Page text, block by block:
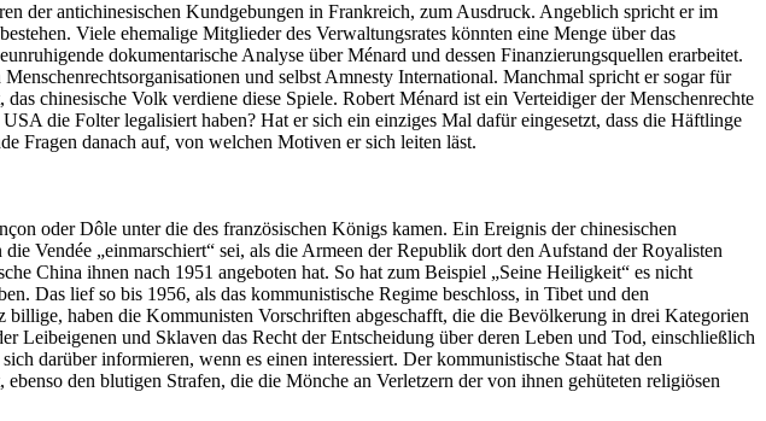
der antichinesischen Kundgebungen in Frankreich, zum Ausdruck. Angeblich spricht er im
Viele ehemalige Mitglieder des Verwaltungsrates könnten eine Menge über das
dokumentarische Analyse über Ménard und dessen Finanzierungsquellen erarbeitet.
und selbst Amnesty International. Manchmal spricht er sogar für
chinesische Volk verdiene diese Spiele. Robert Ménard ist ein Verteidiger der Menschenrechte
die Folter legalisiert haben? Hat er sich ein einziges Mal dafür eingesetzt, dass die Häftlinge
Fragen danach auf, von welchen Motiven er sich leiten läst.
oder Dôle unter die des französischen Königs kamen. Ein Ereignis der chinesischen
Vendée „einmarschiert“ sei, als die Armeen der Republik dort den Aufstand der Royalisten
China ihnen nach 1951 angeboten hat. So hat zum Beispiel „Seine Heiligkeit“ es nicht
Das lief so bis 1956, als das kommunistische Regime beschloss, in Tibet und den
haben die Kommunisten Vorschriften abgeschafft, die die Bevölkerung in drei Kategorien
Leibeigenen und Sklaven das Recht der Entscheidung über deren Leben und Tod, einschließlich
darüber informieren, wenn es einen interessiert. Der kommunistische Staat hat den
den blutigen Strafen, die die Mönche an Verletzern der von ihnen gehüteten religiösen